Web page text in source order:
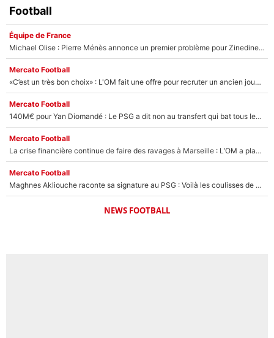
Football
Équipe de France
Michael Olise : Pierre Ménès annonce un premier problème pour Zinedine Zidane en équipe de France
Mercato Football
«C’est un très bon choix» : L'OM fait une offre pour recruter un ancien joueur du PSG... et c'est validé dans l'After Foot !
Mercato Football
140M€ pour Yan Diomandé : Le PSG a dit non au transfert qui bat tous les records sur le mercato
Mercato Football
La crise financière continue de faire des ravages à Marseille : L’OM a placé 12 joueurs sur le marché des transferts… et ça pourrait lui rapporter près de 100M€ !
Mercato Football
Maghnes Akliouche raconte sa signature au PSG : Voilà les coulisses de son transfert de rêve à 50M€
NEWS FOOTBALL